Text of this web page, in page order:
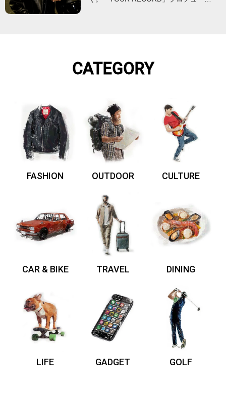
CATEGORY
FASHION OUTDOOR CULTURE
CAR & BIKE TRAVEL DINING
LIFE GADGET GOLF